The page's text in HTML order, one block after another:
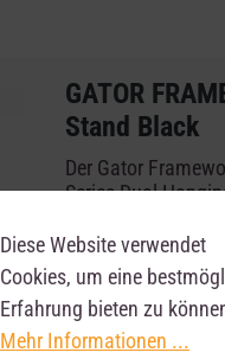
GATOR
Stand Black
Der Gator
Series Dual
stabile Lösung
Präsentation von
Studio,
verbindet
setzt Instrumente
Diese Website verwendet
Cookies, um eine
Erfahrung bieten zu
Mehr Informationen ...